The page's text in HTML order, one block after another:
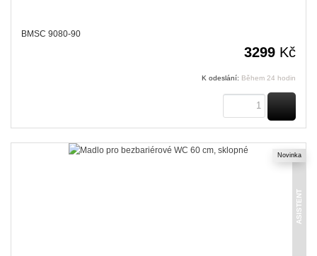
BMSC 9080-90
3299 Kč
K odeslání: Během 24 hodin
ASISTENT
Novinka